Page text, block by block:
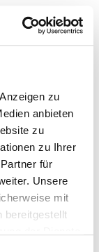
zu
anbieten
zu
zu Ihrer
für
Unsere
mit
bereitgestellt